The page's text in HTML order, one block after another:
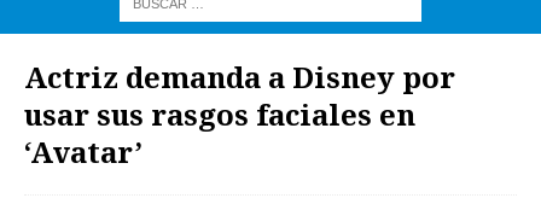
Actriz demanda a Disney por
usar sus rasgos faciales en
‘Avatar’